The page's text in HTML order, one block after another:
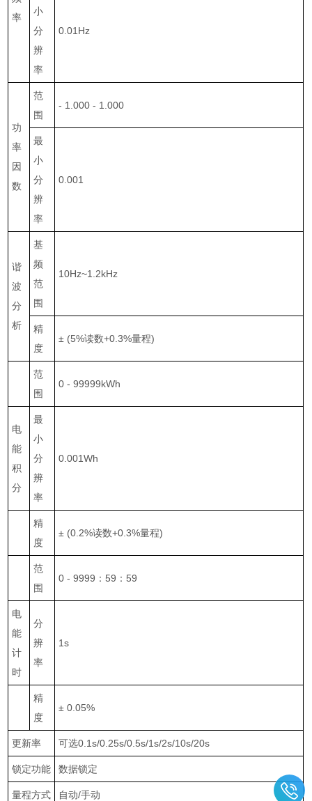
率
小
分
辨
率
0.01Hz
功
率
因
数
范
围
- 1.000 - 1.000
最
小
分
辨
率
0.001
谐
波
分
析
基
频
范
围
10Hz~1.2kHz
精
度
± (5%读数+0.3%量程)
范
围
0 - 99999kWh
电
能
积
分
最
小
分
辨
率
0.001Wh
精
度
± (0.2%读数+0.3%量程)
范
围
0 - 9999 ：59 ：59
电
能
计
时
分
辨
率
1s
精
度
± 0.05%
更新率 可选0.1s/0.25s/0.5s/1s/2s/10s/20s
锁定功能 数据锁定
量程方式 自动/手动